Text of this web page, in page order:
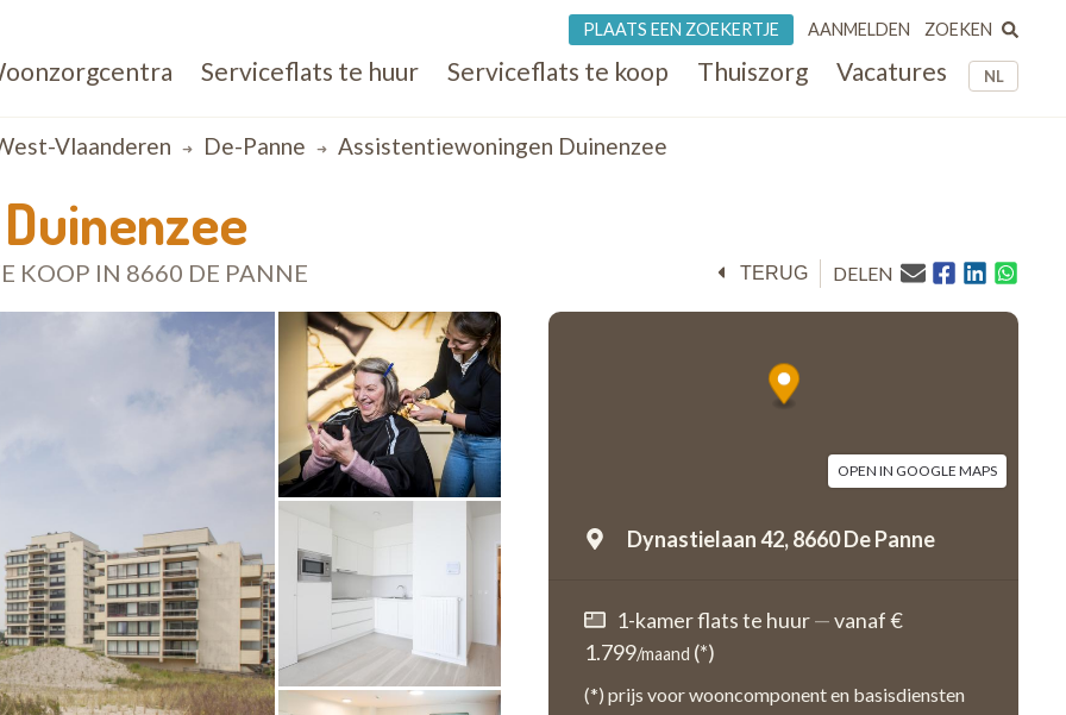
NL
Serviceflats te huur Serviceflats te koop Thuiszorg Vacatures
PLAATS EEN ZOEKERTJE AANMELDEN ZOEKEN
Vlaanderen De-Panne Assistentiewoningen Duinenzee
KOOP IN 8660 DE PANNE TERUG DELEN
OPEN IN GOOGLE MAPS
Dynastielaan 42,8660 De Panne
1-kamer flats te huur—vanaf €
1.799/maand (*)
(*) prijs voor wooncomponent en basisdiensten